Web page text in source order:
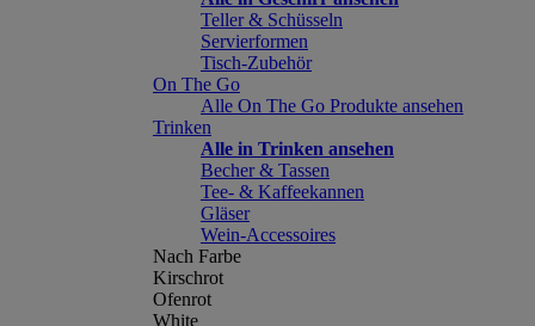
Teller & Schüsseln
Servierformen
Tisch-Zubehör
On The Go
Alle On The Go Produkte ansehen
Trinken
Alle in Trinken ansehen
Becher & Tassen
Tee- & Kaffeekannen
Gläser
Wein-Accessoires
Nach Farbe
Kirschrot
Ofenrot
White